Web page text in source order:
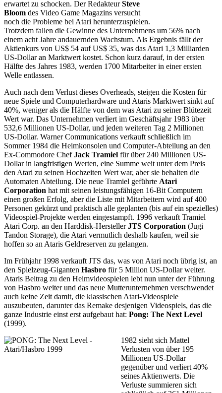
erwartet zu schocken. Der RedakteurSteve
Bloom des Video Game Magazins versucht
noch die Probleme bei Atari herunterzuspielen.
Trotzdem fallen die Gewinne des Unternehmens um 56% nach
einem acht Jahre andauernden Wachstum. Als Ergebnis fällt der
Aktienkurs von US$ 54 auf US$ 35, was das Atari 1,3 Milliarden
US-Dollar an Marktwert kostet. Schon kurz darauf, in der ersten
Hälfte des Jahres 1983, werden 1700 Mitarbeiter in einer ersten
Welle entlassen.
Auch nach dem Verlust dieses Overheads, steigen die Kosten für
neue Spiele und Computerhardware und Ataris Marktwert sinkt auf
40%, weniger als die Hälfte von dem was Atari zu seiner Blütezeit
Wert war. Das Unternehmen verliert im Geschäftsjahr 1983 über
532,6 Millionen US-Dollar, und jeden weiteren Tag 2 Millionen
US-Dollar. Warner Communications verkauft schließlich im
Sommer 1984 die Heimkonsolen und Computer-Abteilung an den
Ex-Commodore ChefJack Tramiel für über 240 Millionen US-
Dollar in langfristigen Werten, eine Summe weit unter dem Preis
den Atari zu seinen Hochzeiten Wert war, aber sie behalten die
Automaten Abteilung. Die neue Tramiel geführte Atari
Corporation hat mit seinen leistungsfähigen 16-Bit Computern
einen großen Erfolg, aber die Liste mit Mitarbeitern wird auf 400
Personen gekürzt und praktisch alle geplanten (bis auf ein spezielles)
Videospiel-Projekte werden eingestampft. 1996 verkauft Tramiel
Atari Corp. an den Harddisk-HerstellerJTS Corporation (Jugi
Tandon Storage), die Atari vermutlich deshalb kaufen, weil sie
hoffen so an Ataris Geldreserven zu gelangen.
Im Frühjahr 1998 verkauft JTS das, was von Atari noch übrig ist, an
den Spielzeug-Giganten Hasbro für 5 Million US-Dollar weiter.
Ataris Beitrag zu den Heimvideospielen lebt nun unter der Führung
von Hasbro weiter und das neue Mutterunternehmen verschwendet
auch keine Zeit damit, die klassischen Atari-Videospiele
auszubeuten, darunter das Remake desjenigen Videospiels, das die
ganze Industrie einst erst aufgebaut hat: Pong: The Next Level
(1999).
1982 sieht sich Mattel
Verlusten von über 195
Millionen US-Dollar
gegenüber und verliert 40%
seines Aktienwerts. Die
Verluste summieren sich